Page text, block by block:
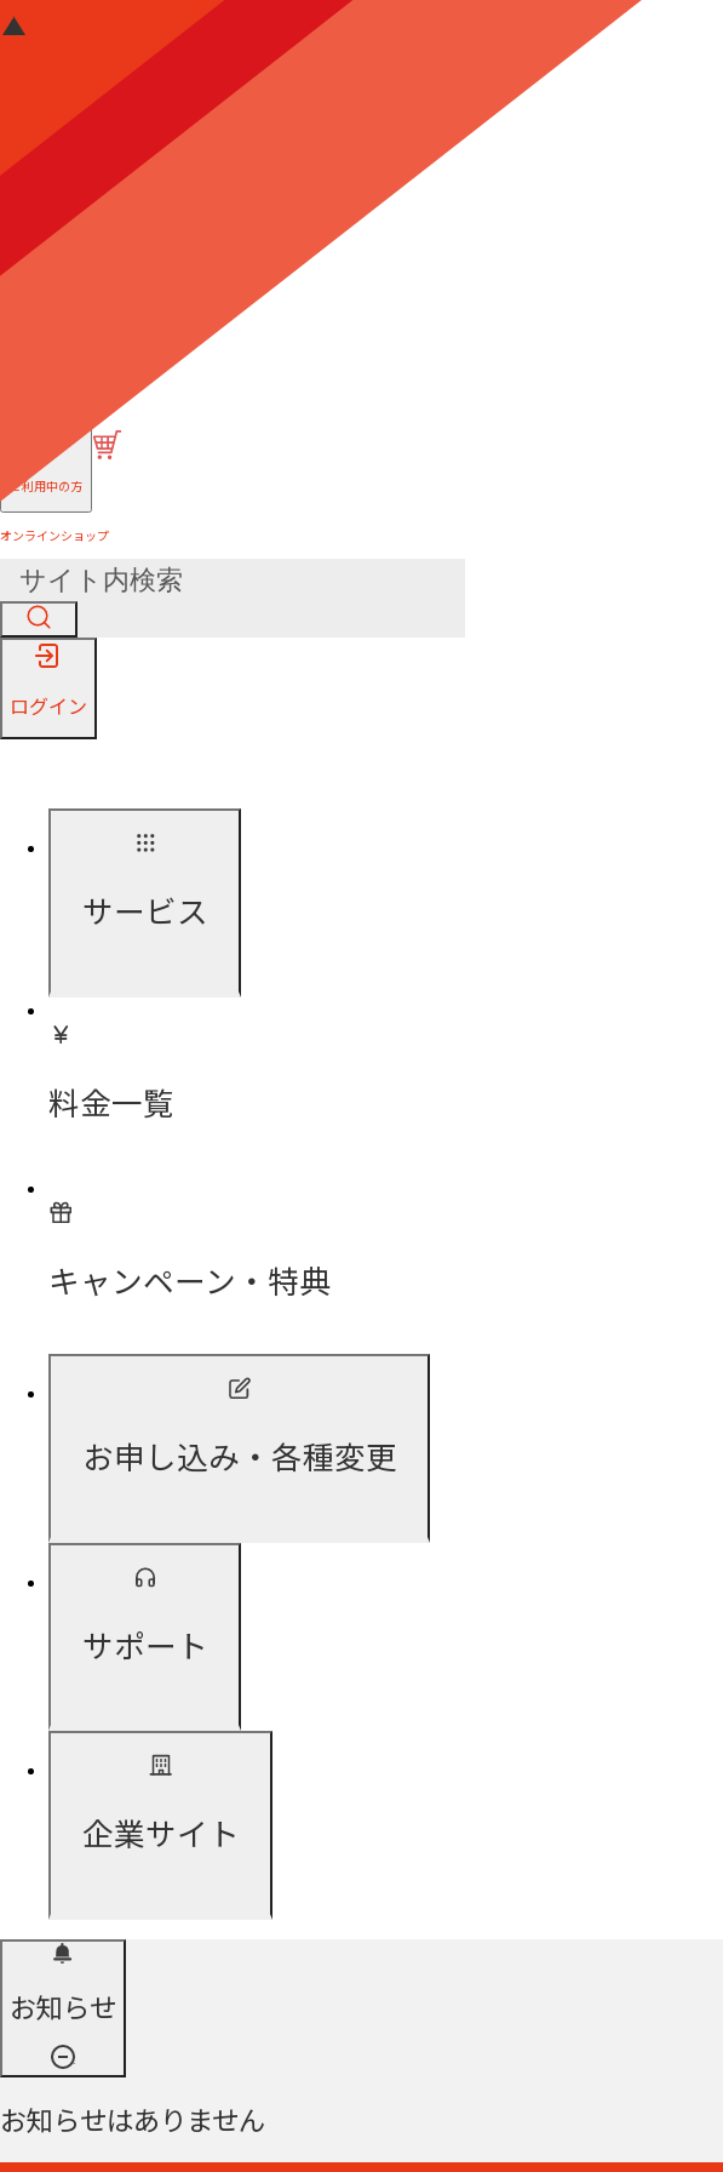
ご利用中の方
オンラインショップ
ログイン
サービス
料金一覧
キャンペーン・特典
お申し込み・各種変更
サポート
企業サイト
お知らせ
お知らせはありません